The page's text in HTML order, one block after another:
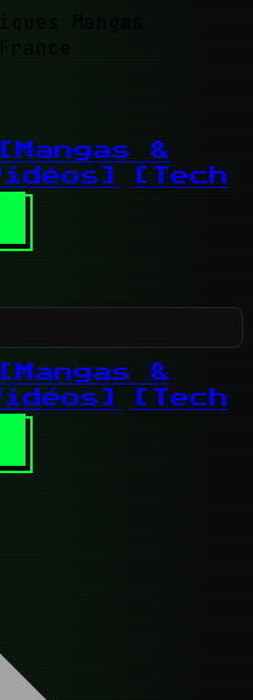
Mangas
[Mangas &
[Tech
[Mangas &
[Tech